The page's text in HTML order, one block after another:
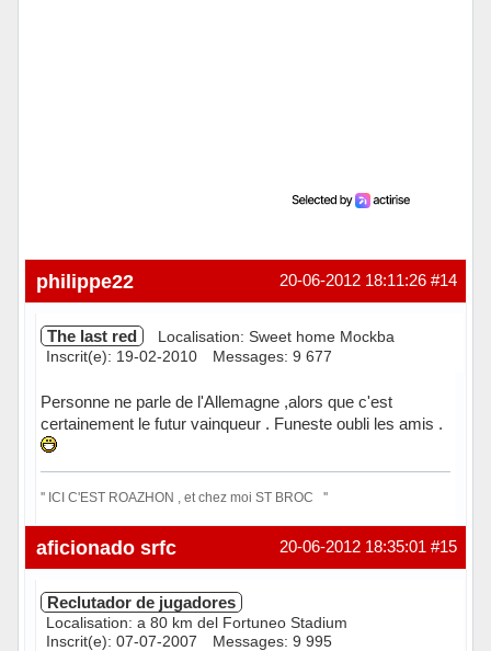
#14
20-06-2012 18:11:26
philippe22
The last red
Localisation: Sweet home Mockba
Inscrit(e): 19-02-2010
Messages: 9 677
Personne ne parle de l'Allemagne ,alors que c'est
certainement le futur vainqueur . Funeste oubli les amis .
'' ICI C'EST ROAZHON , et chez moi ST BROC ''
Hors ligne #15
20-06-2012 18:35:01
aficionado srfc
Reclutador de jugadores
Localisation: a 80 km del Fortuneo Stadium
Inscrit(e): 07-07-2007
Messages: 9 995